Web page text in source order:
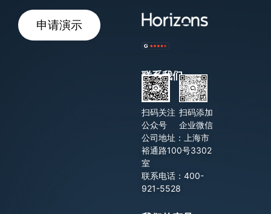
申请演示
联系我们
扫码关注
公众号
扫码添加
企业微信
公司地址：上海市
裕通路100号3302
室
联系电话：400-
921-5528